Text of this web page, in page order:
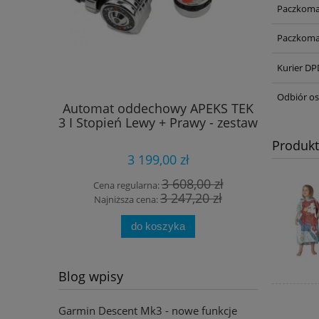
Automat oddechowy APEKS TEK
3 I Stopień Lewy + Prawy - zestaw
3 199,00 zł
Cena regularna:3 608,00 zł
Najniższa cena:3 247,20 zł
do koszyka
Szkło
Blog wpisy
Garmin Descent Mk3 - nowe funkcje
Kurier
Odbiór